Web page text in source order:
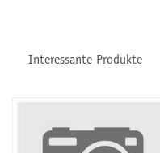
Interessante Produkte